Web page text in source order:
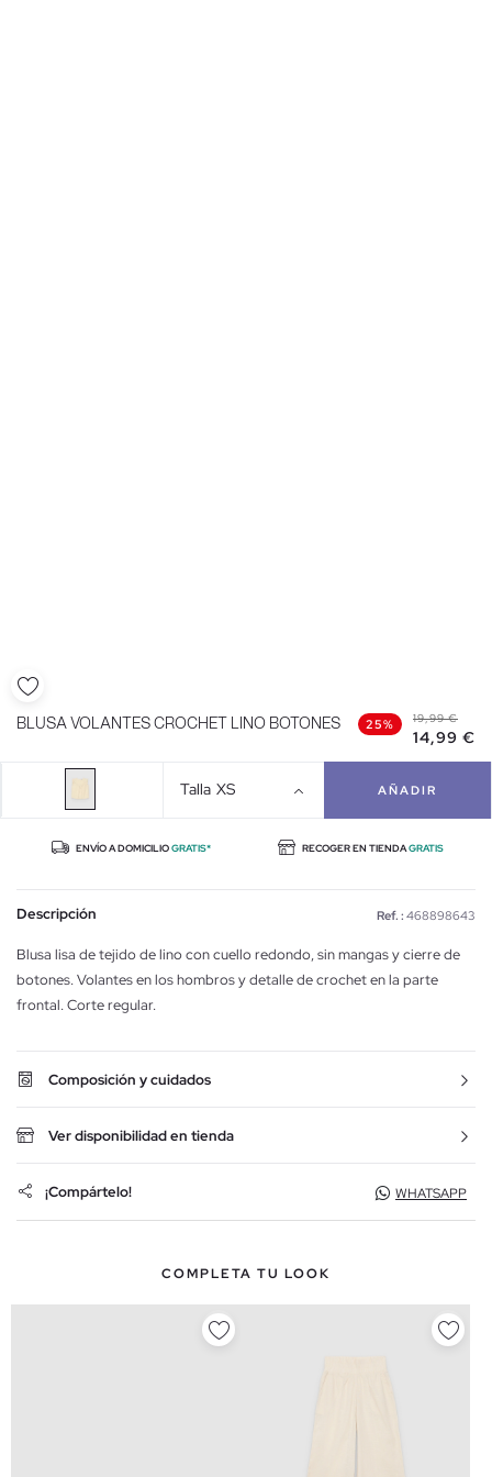
BLUSA VOLANTES CROCHET LINO BOTONES 25% 19,99 €
14,99 €
Talla XS AÑADIR
ENVÍO A DOMICILIOGRATIS* RECOGER EN TIENDAGRATIS
Descripción Ref. : 468898643
Blusa lisa de tejido de lino con cuello redondo, sin mangas y cierre de
botones. Volantes en los hombros y detalle de crochet en la parte
frontal. Corte regular.
Composición y cuidados
Ver disponibilidad en tienda
¡Compártelo! WHATSAPP
COMPLETA TU LOOK